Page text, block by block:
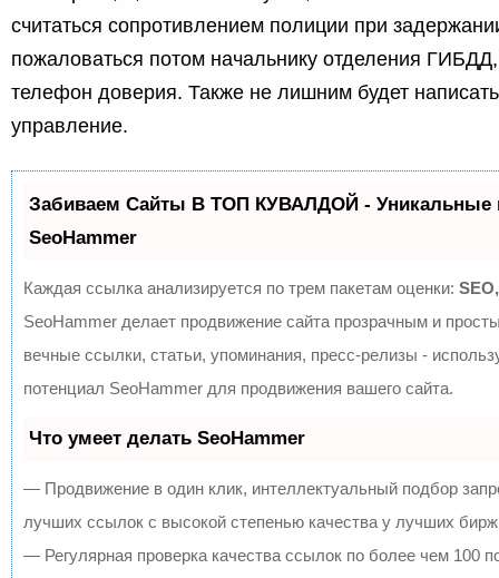
считаться сопротивлением полиции при
пожаловаться потом начальнику отделения
телефон доверия. Также не лишним будет
управление.
Забиваем Сайты В ТОП КУВАЛДОЙ - Уникальные
SeoHammer
Каждая ссылка анализируется по трем пакетам оценки:
SeoHammer делает продвижение сайта прозрачным и
вечные ссылки, статьи, упоминания, пресс-релизы -
потенциал SeoHammer для продвижения вашего сайта.
Что умеет делать SeoHammer
— Продвижение в один клик, интеллектуальный подбор
лучших ссылок с высокой степенью качества у лучших
— Регулярная проверка качества ссылок по более чем 100